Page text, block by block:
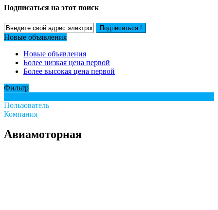
Подписаться на этот поиск
Подписаться !
Новые объявления
Новые объявления
Более низкая цена первой
Более высокая цена первой
Фильтр
Пользователь
Компания
Авиамоторная